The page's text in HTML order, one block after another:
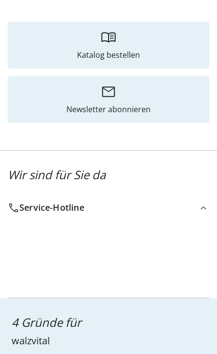
Katalog bestellen
Newsletter abonnieren
Wir sind für Sie da
Service-Hotline
4 Gründe für
walzvital